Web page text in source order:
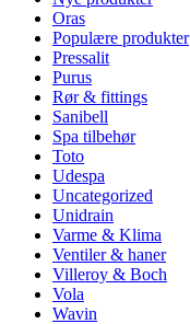
Oras
Populære produkter
Pressalit
Purus
Rør & fittings
Sanibell
Spa tilbehør
Toto
Udespa
Uncategorized
Unidrain
Varme & Klima
Ventiler & haner
Villeroy & Boch
Vola
Wavin